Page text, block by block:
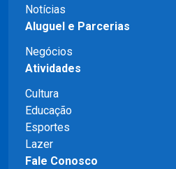
Notícias
Aluguel e Parcerias
Negócios
Atividades
Cultura
Educação
Esportes
Lazer
Fale Conosco